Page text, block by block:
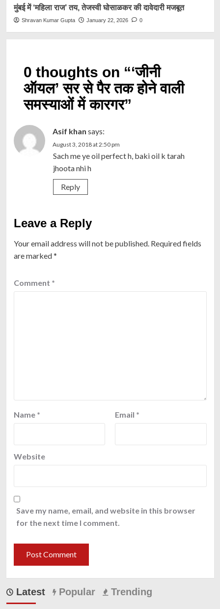
मुंबई में ‘महिला राज’ तय, तेजस्वी घोसाळकर की दावेदारी मजबूत
Shravan Kumar Gupta January 22, 2026 0
0 thoughts on “‘जीनी
ऑयल’ सर से पैर तक होने वाली
समस्याओं में कारगर”
Asif khan says:
August 3, 2018 at 2:50 pm
Sach me ye oil perfect h, baki oil k tarah
jhoota nhi h
Reply
Leave a Reply
Your email address will not be published. Required fields
are marked*
Comment *
Name * Email *
Website
Save my name, email, and website in this browser
for the next time I comment.
Latest Popular Trending